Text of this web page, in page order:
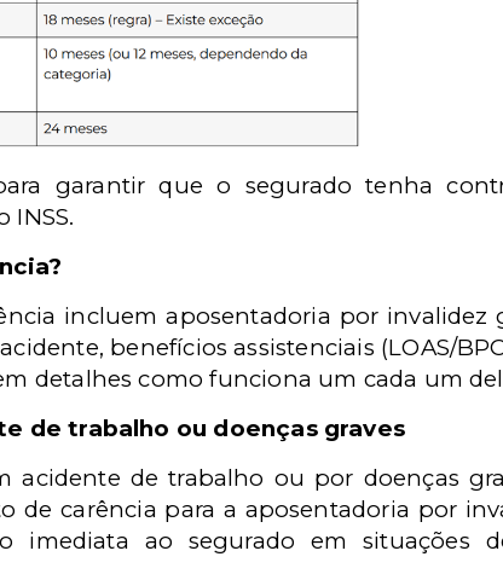
garantir que o segurado tenha
INSS.
incluem aposentadoria por invalidez
benefícios assistenciais (LOAS/
detalhes como funciona um cada um
de trabalho ou doenças graves
de trabalho ou por doenças
de carência para a aposentadoria por
imediata ao segurado em situações